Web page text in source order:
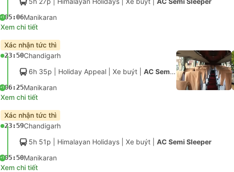
+105:06Manikaran
Xem chi tiết
Xác nhận tức thì
23:50Chandigarh
6h 35p | Holiday Appeal Xe buýt AC Semi Sleeper
+106:25Manikaran
Xem chi tiết
Xác nhận tức thì
23:59Chandigarh
5h 51p | Himalayan Holidays Xe buýt AC Semi Sleeper
+105:50Manikaran
Xem chi tiết